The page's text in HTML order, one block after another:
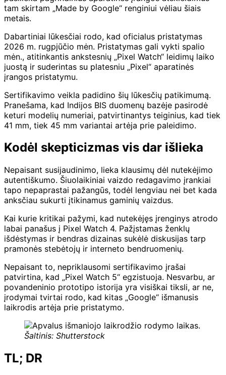
tam skirtam „Made by Google“ renginiui vėliau šiais
metais.
Dabartiniai lūkesčiai rodo, kad oficialus pristatymas
2026 m. rugpjūčio mėn. Pristatymas gali vykti spalio
mėn., atitinkantis ankstesnių „Pixel Watch“ leidimų laiko
juostą ir suderintas su platesniu „Pixel“ aparatinės
įrangos pristatymu.
Sertifikavimo veikla padidino šių lūkesčių patikimumą.
Pranešama, kad Indijos BIS duomenų bazėje pasirodė
keturi modelių numeriai, patvirtinantys teiginius, kad tiek
41 mm, tiek 45 mm variantai artėja prie paleidimo.
Kodėl skepticizmas vis dar išlieka
Nepaisant susijaudinimo, lieka klausimų dėl nutekėjimo
autentiškumo. Šiuolaikiniai vaizdo redagavimo įrankiai
tapo nepaprastai pažangūs, todėl lengviau nei bet kada
anksčiau sukurti įtikinamus gaminių vaizdus.
Kai kurie kritikai pažymi, kad nutekėjęs įrenginys atrodo
labai panašus į Pixel Watch 4. Pažįstamas ženklų
išdėstymas ir bendras dizainas sukėlė diskusijas tarp
pramonės stebėtojų ir interneto bendruomenių.
Nepaisant to, nepriklausomi sertifikavimo įrašai
patvirtina, kad „Pixel Watch 5“ egzistuoja. Nesvarbu, ar
povandeninio prototipo istorija yra visiškai tiksli, ar ne,
įrodymai tvirtai rodo, kad kitas „Google“ išmanusis
laikrodis artėja prie pristatymo.
Šaltinis: Shutterstock
TL; DR